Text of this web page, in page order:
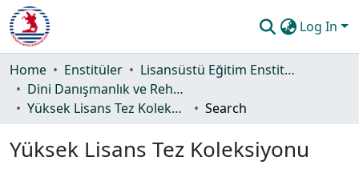
Log In
Communities & Collections
All of DSpace
Home Enstitüler
Lisansüstü Eğitim Enstitüsü
Dini Danışmanlık ve Rehberlik Ana Bilim Dalı
Yüksek Lisans Tez Koleksiyonu
Search
Yüksek Lisans Tez Koleksiyonu